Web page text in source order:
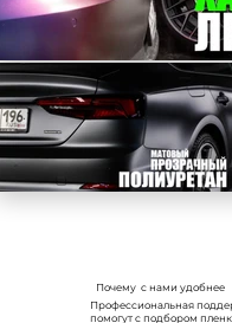
Почему с нами удобнее
Профессиональная
помогут с подбором